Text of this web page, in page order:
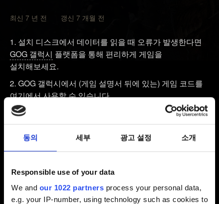
동의 세부 광고 설정 소개
Responsible use of your data
We and our 1022 partners process your personal data,
e.g. your IP-number, using technology such as cookies to
최신 7 년 전 갱신 7 개월 전
설치 디스크에서 데이터를 읽을 때 오류가 발생한다면
GOG 갤럭시 플랫폼을 통해 편리하게 게임을
설치해보세요.
GOG 갤럭시에서 (게임 설명서 뒤에 있는) 게임 코드를
여기에서사용할 수 있습니다.
인터넷 속도가 느려서 GOG 갤럭시에서 게임을 설치할
수 없다면 다음 팁을 사용해 보세요:
디스크가 손상되거나 더러우면 디스크의 데이터를 제대로
읽을 수 없습니다.
하드 드라이브에서 게임을 설치하세요. 하드 드라이브에서
실행하면 됩니다.